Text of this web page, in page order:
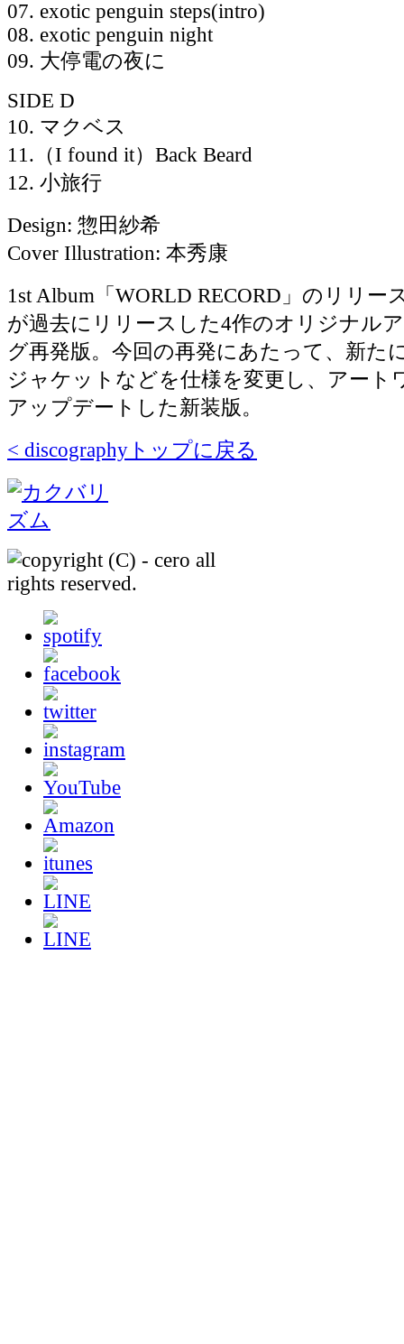
07. exotic penguin steps(intro)
08. exotic penguin night
09. 大停電の夜に
SIDE D
10. マクベス
11.（I found it）Back Beard
12. 小旅行
Design: 惣田紗希
Cover Illustration: 本秀康
1st Album「WORLD RECORD」のリリー
が過去にリリースした4作のオリジナル
グ再発版。今回の再発にあたって、新た
ジャケットなどを仕様を変更し、アート
アップデートした新装版。
< discographyトップに戻る